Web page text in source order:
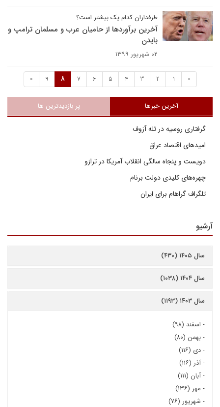
طرفداران کدام یک بیشتر است؟
آخرین برآوردها از حامیان عرب و مسلمان ترامپ و
بایدن
۰۲ شهریور ۱۳۹۹
«
1
2
3
4
5
6
7
8
9
»
آخرین خبرها پر بازدیدترین ها
گرفتاری روسیه در تله آزوف
امیدهای اقتصاد عراق
دویست و پنجاه سالگی انقلاب آمریکا در ترازو
چهره‌های کلیدی دولت برنام
تلگراف گراهام برای ایران
آرشیو
سال ۱۴۰۵ (۴۳۰)
سال ۱۴۰۴ (۱۰۳۸)
سال ۱۴۰۳ (۱۱۹۳)
- اسفند (۹۸)
-بهمن (۸۰)
-دی (۱۱۶)
-آذر (۱۱۶)
-آبان (۱۱۱)
- مهر (۱۳۶)
- شهریور (۷۶)